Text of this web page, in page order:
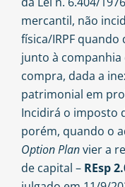
mercantil, não
física/IRPF quando
junto à
compra, dada a
patrimonial em
Incidirá o imposto
porém, quando o
Option Planvier a
de capital – REsp